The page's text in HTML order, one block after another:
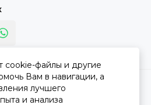
Карта сайта
cookie-файлы и другие
Вам в навигации, а
лучшего
и анализа